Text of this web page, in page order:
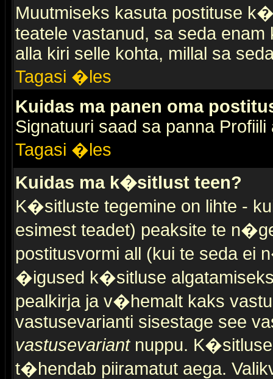
Muutmiseks kasuta postituse
teatele vastanud, sa seda
alla kiri selle kohta, millal sa
Tagasi �les
Kuidas ma panen oma
Signatuuri saad sa panna Profiili
Tagasi �les
Kuidas ma k�sitlust teen?
K�sitluste tegemine on lihte -
esimest teadet) peaksite te
postitusvormi all (kui te seda ei
�igused k�sitluse
pealkirja ja v�hemalt kaks
vastusevarianti sisestage see
vastusevariantnuppu.
t�hendab piiramatut aega.